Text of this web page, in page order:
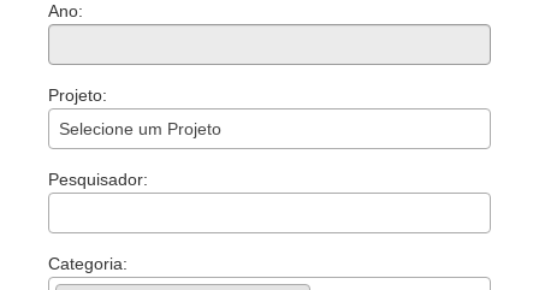
Ano:
Projeto:
Selecione um Projeto
Pesquisador:
Categoria: